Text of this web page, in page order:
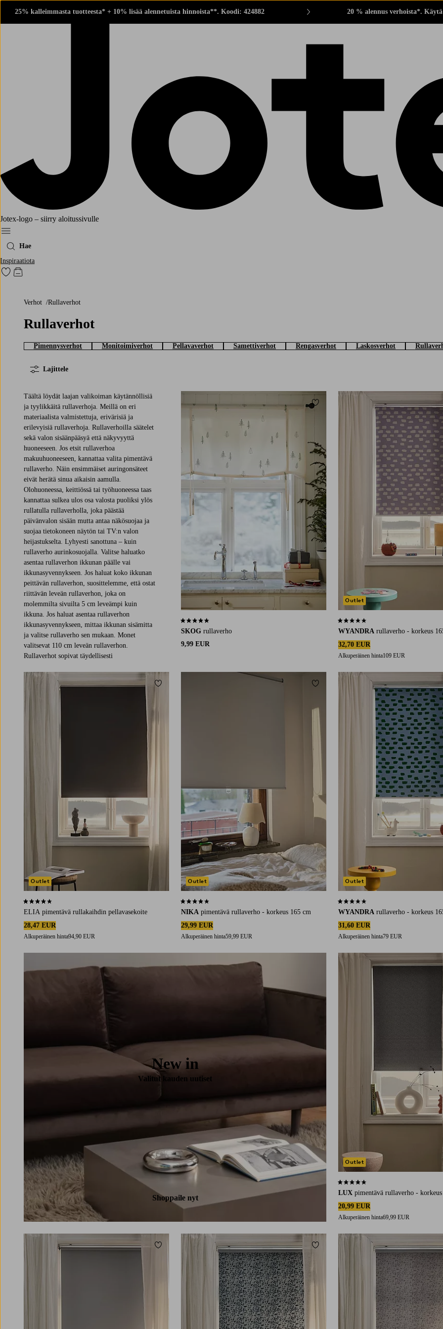
25% kalleimmasta tuotteesta* + 10% lisää alennetuista hinnoista**. Koodi: 424882 20 % alennus verhoista*.
Jotex-logo – siirry aloitussivulle
Menu
Hae
Inspiraatiota
Siirry merkittyihin suosikkituotteisiin
Siirry ostoskoriin
Verhot Rullaverhot
Rullaverhot
Pimennysverhot Monitoimiverhot Pellavaverhot Samettiverhot Rengasverhot Laskosverhot
Lajittele
Täältä löydät laajan valikoiman käytännöllisiä
ja tyylikkäitä rullaverhoja. Meillä on eri
materiaalista valmistettuja, erivärisiä ja
erilevyisiä rullaverhoja. Rullaverhoilla säätelet
sekä valon sisäänpääsyä että näkyvyyttä
huoneeseen. Jos etsit rullaverhoa
makuuhuoneeseen, kannattaa valita pimentävä
rullaverho. Näin ensimmäiset auringonsäteet
eivät herätä sinua aikaisin aamulla.
Olohuoneessa, keittiössä tai työhuoneessa taas
kannattaa sulkea ulos osa valosta puoliksi ylös
rullatulla rullaverholla, joka päästää
päivänvalon sisään mutta antaa näkösuojaa ja
suojaa tietokoneen näytön tai TV:n valon
heijastukselta. Lyhyesti sanottuna – kuin
rullaverho aurinkosuojalla. Valitse haluatko
asentaa rullaverhon ikkunan päälle vai
ikkunasyvennykseen. Jos haluat koko ikkunan
peittävän rullaverhon, suosittelemme, että ostat
riittävän leveän rullaverhon, joka on
molemmilta sivuilta 5 cm leveämpi kuin
ikkuna. Jos haluat asentaa rullaverhon
ikkunasyvennykseen, mittaa ikkunan sisämitta
ja valitse rullaverho sen mukaan. Monet
valitsevat 110 cm leveän rullaverhon.
Rullaverhot sopivat täydellisesti
nauttia ulkotilasta ilman, että tila kuumenee
liikaa. Ulkotilan rullaverho voi olla viimeinen
palapelin pala, joka varmistaa, että voit nauttia
turvallisesti ja kätevästi netistä.
SKOG rullaverho
9,99 EUR
4,5 perustuen 6 arvosanaan
Lisää suosikkeihin
140
WYANDRA rullaverho - korkeus
32,70 EUR
Alkuperäinen hinta109 EUR
3,1 perustuen 12 arvosanaan
Outlet
160
ELIA pimentävä rullakaihdin pellavasekoite
28,47 EUR
Alkuperäinen hinta94,90 EUR
4,1 perustuen 21 arvosanaan
Outlet
Lisää suosikkeihin
NIKA pimentävä rullaverho - korkeus 165 cm
29,99 EUR
Alkuperäinen hinta59,99 EUR
4,1 perustuen 45 arvosanaan
Outlet
Lisää suosikkeihin
WYANDRA rullaverho - korkeus
31,60 EUR
Alkuperäinen hinta79 EUR
3,1 perustuen 12 arvosanaan
Outlet
160
New in
Valitut kauden uutiset
Shoppaile nyt
LUX pimentävä rullaverho -
20,99 EUR
Alkuperäinen hinta69,99 EUR
4,3 perustuen 48 arvosanaan
Outlet
Lisää suosikkeihin Lisää suosikkeihin
140 140